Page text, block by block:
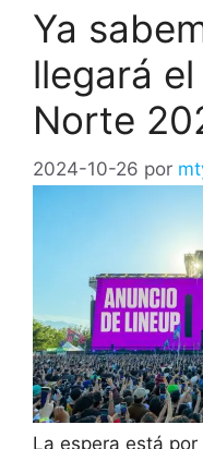
Ya
llegará el
Norte
2024-10-26 por
La espera está por